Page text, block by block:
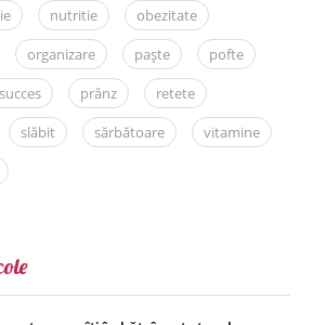
nutritie
obezitate
organizare paște
pofte
prânz
retete
slăbit sărbătoare
vitamine